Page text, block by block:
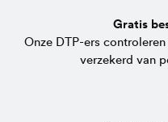
Gratis
Onze DTP-ers
verzekerd van